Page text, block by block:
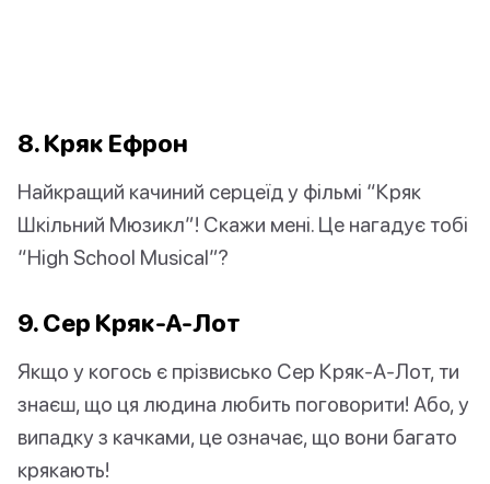
8. Кряк Ефрон
Найкращий качиний серцеїд у фільмі “Кряк
Шкільний Мюзикл”! Скажи мені. Це нагадує тобі
“High School Musical”?
9. Сер Кряк-А-Лот
Якщо у когось є прізвисько Сер Кряк-А-Лот, ти
знаєш, що ця людина любить поговорити! Або, у
випадку з качками, це означає, що вони багато
крякають!